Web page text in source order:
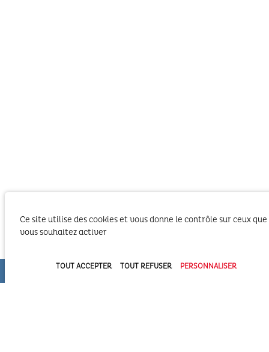
d’Arcachon exerce les activités liées à ses
Ce site utilise des cookies et vous donne le contrôle sur ceux que
vous souhaitez activer
TOUT ACCEPTER TOUT REFUSER PERSONNALISER